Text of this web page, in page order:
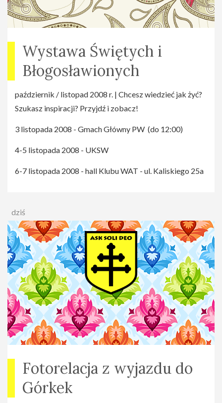
Wystawa Świętych i
Błogosławionych
październik / listopad 2008 r. | Chcesz wiedzieć jak żyć?
Szukasz inspiracji? Przyjdź i zobacz!
3 listopada 2008 - Gmach Główny PW (do 12:00)
4-5 listopada 2008 - UKSW
6-7 listopada 2008 - hall Klubu WAT - ul. Kaliskiego 25a
dziś
Fotorelacja z wyjazdu do
Górkek